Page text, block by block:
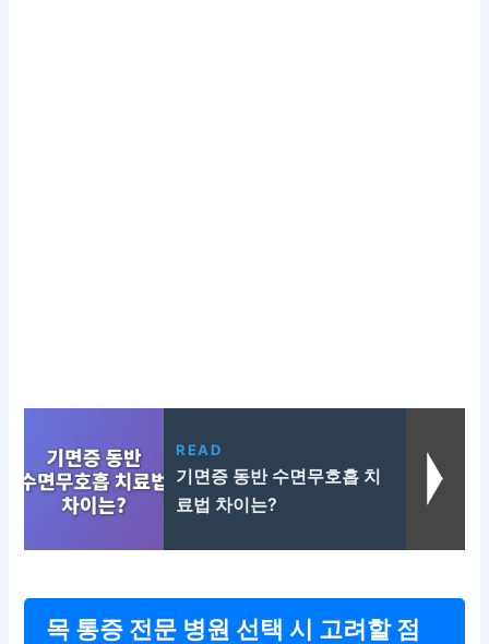
READ
기면증 동반 수면무호흡 치
료법 차이는?
목 통증 전문 병원 선택 시 고려할 점